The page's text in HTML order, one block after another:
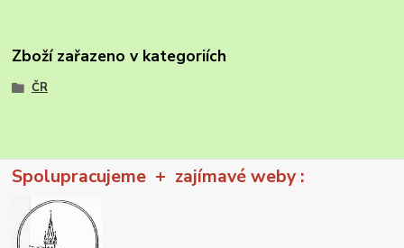
Zboží zařazeno v kategoriích
ČR
Spolupracujeme + zajímavé weby :